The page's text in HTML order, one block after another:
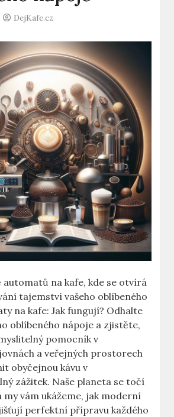
DejKafe.cz
‌automatů na ‌kafe,‌ kde ‍se⁣ otvírá⁣
tajemství⁢ vašeho oblíbeného
na ⁤kafe: Jak fungují?⁢ Odhalte
oblíbeného nápoje a zjistěte,‍
⁤pomocník v
a ⁤veřejných prostorech​
obyčejnou kávu v
zážitek. Naše⁤ planeta ⁣se točí‍
my⁢ vám ukážeme, jak⁤ moderní
perfektní přípravu každého